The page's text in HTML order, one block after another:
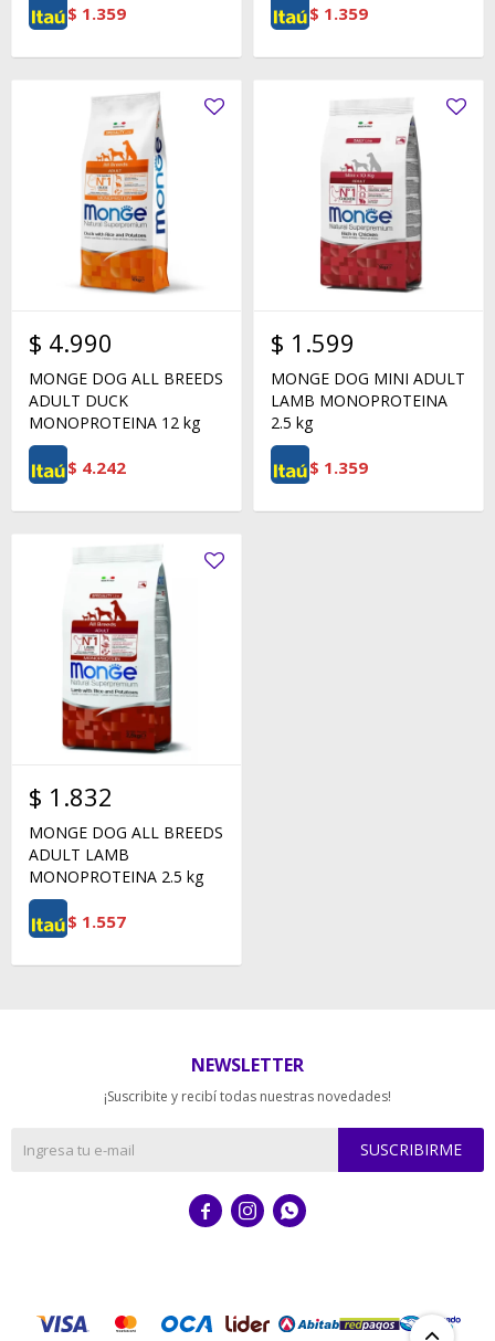
$ 1.359 $ 1.359
$ 4.990
MONGE DOG ALL BREEDS
ADULT DUCK
MONOPROTEINA 12 kg
$ 4.242
$ 1.599
MONGE DOG MINI ADULT
LAMB MONOPROTEINA
2.5 kg
$ 1.359
$ 1.832
MONGE DOG ALL BREEDS
ADULT LAMB
MONOPROTEINA 2.5 kg
$ 1.557
NEWSLETTER
¡Suscribite y recibí todas nuestras novedades!
SUSCRIBIRME
  